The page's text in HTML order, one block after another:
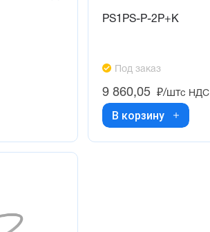
PS1PS-P-2P+K
Под заказ
9 860,05 ₽/штс НДС
В корзину